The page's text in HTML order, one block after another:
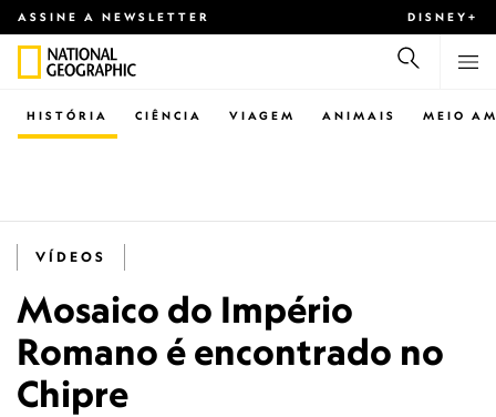
ASSINE A NEWSLETTER DISNEY+
CIÊNCIA VIAGEM ANIMAIS
HISTÓRIA MEIO
VÍDEOS
Mosaico do Império
Romano é encontrado no
Chipre